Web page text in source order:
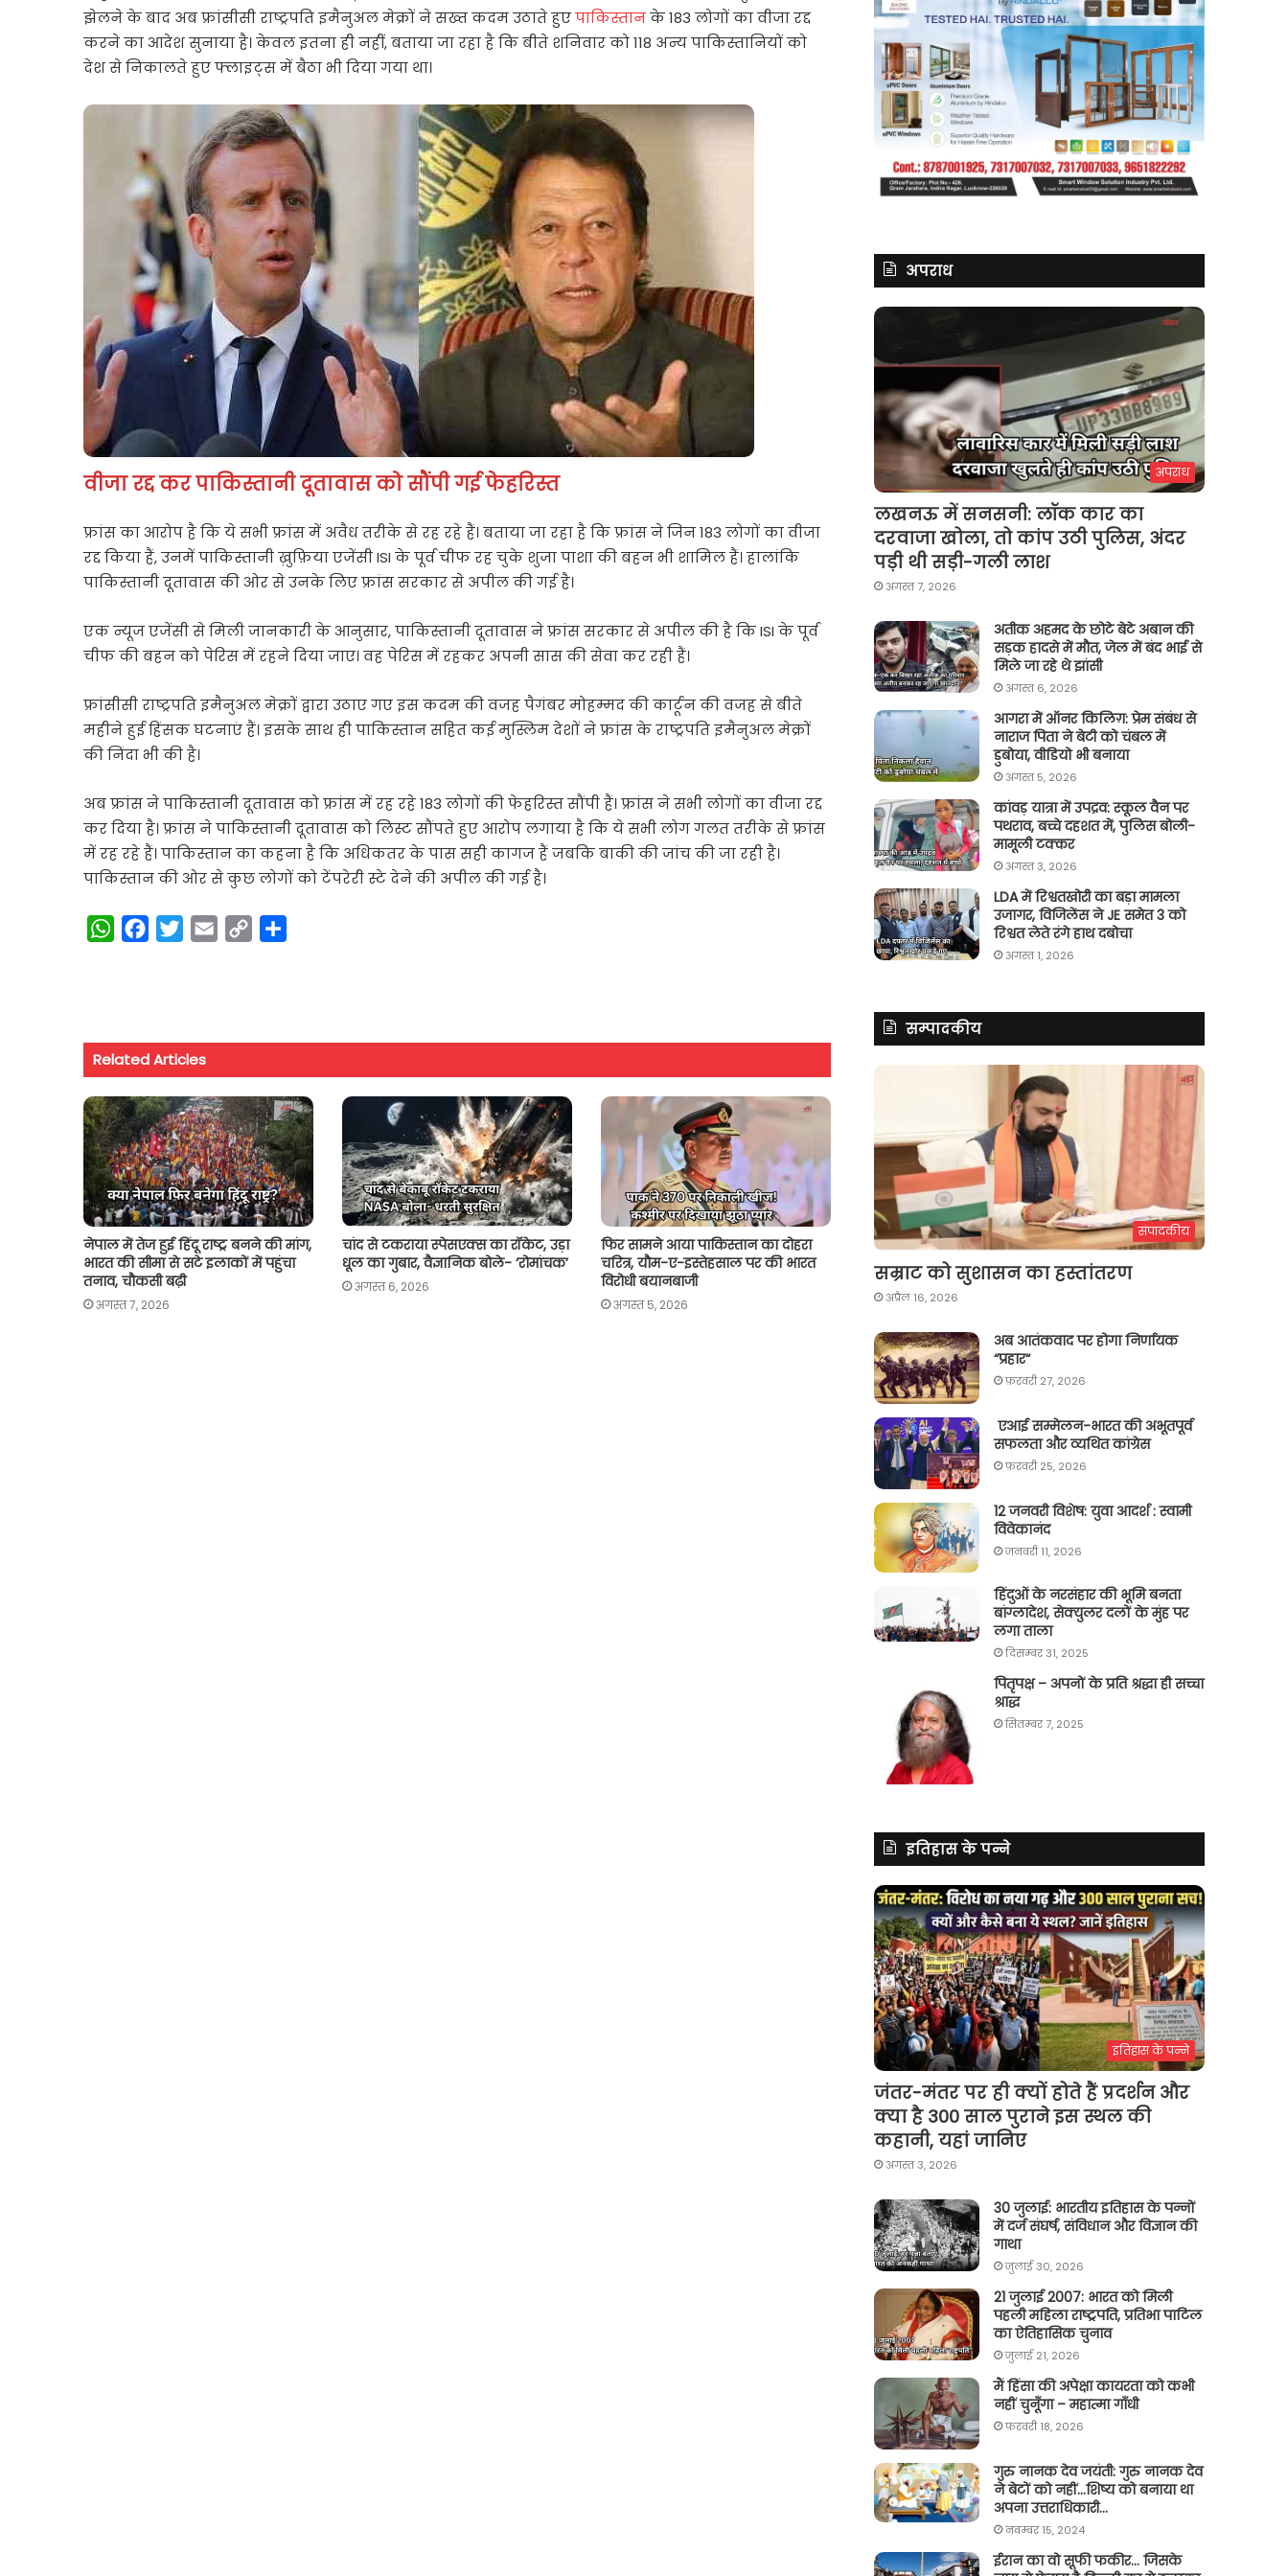
झेलने के बाद अब फ्रांसीसी राष्ट्रपति इमैनुअल मेक्रों ने सख्त कदम उठाते हुएपाकिस्तानके 183 लोगों का वीजा रद्द
करने का आदेश सुनाया है। केवल इतना ही नहीं, बताया जा रहा है कि बीते शनिवार को 118 अन्य पाकिस्तानियों को
देश से निकालते हुए फ्लाइट्स में बैठा भी दिया गया था।
वीजा रद्द कर पाकिस्तानी दूतावास को सौंपी गई फेहरिस्त
फ्रांस का आरोप है कि ये सभी फ्रांस में अवैध तरीके से रह रहे हैं। बताया जा रहा है कि फ्रांस ने जिन 183 लोगों का वीजा
रद्द किया हैं, उनमें पाकिस्तानी ख़ुफ़िया एजेंसी ISI के पूर्व चीफ रह चुके शुजा पाशा की बहन भी शामिल हैं। हालांकि
पाकिस्तानी दूतावास की ओर से उनके लिए फ्रांस सरकार से अपील की गई है।
एक न्यूज एजेंसी से मिली जानकारी के आनुसार, पाकिस्तानी दूतावास ने फ्रांस सरकार से अपील की है कि ISI के पूर्व
चीफ की बहन को पेरिस में रहने दिया जाए। वह पेरिस में रहकर अपनी सास की सेवा कर रही हैं।
फ्रांसीसी राष्ट्रपति इमैनुअल मेक्रों द्वारा उठाए गए इस कदम की वजह पैगंबर मोहम्मद की कार्टून की वजह से बीते
महीने हुई हिंसक घटनाएं हैं। इसके साथ ही पाकिस्तान सहित कई मुस्लिम देशों ने फ्रांस के राष्ट्रपति इमैनुअल मेक्रों
की निंदा भी की है।
अब फ्रांस ने पाकिस्तानी दूतावास को फ्रांस में रह रहे 183 लोगों की फेहरिस्त सौंपी हैं। फ्रांस ने सभी लोगों का वीजा रद्द
कर दिया है। फ्रांस ने पाकिस्तानी दूतावास को लिस्ट सौंपते हुए आरोप लगाया है कि ये सभी लोग गलत तरीके से फ्रांस
में रह रहे हैं। पाकिस्तान का कहना है कि अधिकतर के पास सही कागज हैं जबकि बाकी की जांच की जा रही है।
पाकिस्तान की ओर से कुछ लोगों को टेंपरेरी स्टे देने की अपील की गई है।
W
A
p
o
k
e
k
Related Articles
नेपाल में तेज हुई हिंदू राष्ट्र बनने की मांग,
भारत की सीमा से सटे इलाकों में पहुंचा
तनाव, चौकसी बढ़ी
अगस्त 7, 2026
चांद से टकराया स्पेसएक्स का रॉकेट, उड़ा
धूल का गुबार, वैज्ञानिक बोले- ‘रोमांचक’
अगस्त 6, 2026
फिर सामने आया पाकिस्तान का दोहरा
चरित्र, यौम-ए-इस्तेहसाल पर की भारत
विरोधी बयानबाजी
अगस्त 5, 2026
अपराध
अपराध
लखनऊ में सनसनी: लॉक कार का
दरवाजा खोला, तो कांप उठी पुलिस, अंदर
पड़ी थी सड़ी-गली लाश
अगस्त 7, 2026
अतीक अहमद के छोटे बेटे अबान की
सड़क हादसे में मौत, जेल में बंद भाई से
मिले जा रहे थे झांसी
अगस्त 6, 2026
आगरा में ऑनर किलिग़: प्रेम संबंध से
नाराज पिता ने बेटी को चंबल में
डुबोया, वीडियो भी बनाया
अगस्त 5, 2026
कांवड़ यात्रा में उपद्रव: स्कूल वैन पर
पथराव, बच्चे दहशत में, पुलिस बोली-
मामूली टक्कर
अगस्त 3, 2026
LDA में रिश्वतखोरी का बड़ा मामला
उजागर, विजिलेंस ने JE समेत 3 को
रिश्वत लेते रंगे हाथ दबोचा
अगस्त 1, 2026
सम्पादकीय
संपादकीय
सम्राट को सुशासन का हस्तांतरण
अप्रैल 16, 2026
अब आतंकवाद पर होगा निर्णायक
“प्रहार“
फ़रवरी 27, 2026
एआई सम्मेलन-भारत की अभूतपूर्व
सफलता और व्यथित कांग्रेस
फ़रवरी 25, 2026
12 जनवरी विशेष: युवा आदर्श : स्वामी
विवेकानंद
जनवरी 11, 2026
हिंदुओं के नरसंहार की भूमि बनता
बांग्लादेश, सेक्युलर दलों के मुंह पर
लगा ताला
दिसम्बर 31, 2025
पितृपक्ष – अपनों के प्रति श्रद्धा ही सच्चा
श्राद्ध
सितम्बर 7, 2025
इतिहास के पन्ने
इतिहास के पन्ने
जंतर-मंतर पर ही क्यों होते हैं प्रदर्शन और
क्या है 300 साल पुराने इस स्थल की
कहानी, यहां जानिए
अगस्त 3, 2026
30 जुलाई: भारतीय इतिहास के पन्नों
में दर्ज संघर्ष, संविधान और विज्ञान की
गाथा
जुलाई 30, 2026
21 जुलाई 2007: भारत को मिली
पहली महिला राष्ट्रपति, प्रतिभा पाटिल
का ऐतिहासिक चुनाव
जुलाई 21, 2026
मैं हिंसा की अपेक्षा कायरता को कभी
नहीं चुनूँगा – महात्मा गाँधी
फ़रवरी 18, 2026
गुरु नानक देव जयंती: गुरु नानक देव
ने बेटों को नहीं…शिष्य को बनाया था
अपना उत्तराधिकारी…
नवम्बर 15, 2024
ईरान का वो सूफी फकीर… जिसके